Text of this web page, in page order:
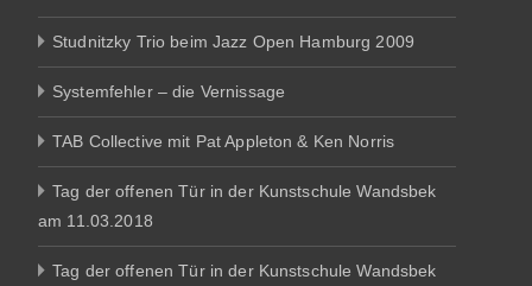
Studnitzky Trio beim Jazz Open Hamburg 2009
Systemfehler – die Vernissage
TAB Collective mit Pat Appleton & Ken Norris
Tag der offenen Tür in der Kunstschule Wandsbek
am 11.03.2018
Tag der offenen Tür in der Kunstschule Wandsbek